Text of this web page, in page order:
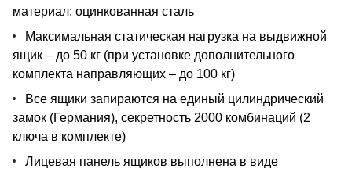
материал: оцинкованная сталь
Максимальная статическая нагрузка на выдвижной
ящик – до 50 кг (при установке дополнительного
комплекта направляющих – до 100 кг)
Все ящики запираются на единый цилиндрический
замок (Германия), секретность 2000 комбинаций (2
ключа в комплекте)
Лицевая панель ящиков выполнена в виде